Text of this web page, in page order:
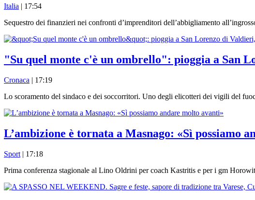
Italia | 17:54
Sequestro dei finanzieri nei confronti d’imprenditori dell’abbigliamento
"Su quel monte c'è un ombrello": pioggia a San
Cronaca | 17:19
Lo scoramento del sindaco e dei soccorritori. Uno degli elicotteri dei vigili del
L’ambizione è tornata a Masnago: «Sì possiamo
Sport | 17:18
Prima conferenza stagionale al Lino Oldrini per coach Kastritis e per i gm